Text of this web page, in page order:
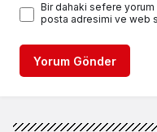
Bir dahaki sefere yorum
posta adresimi ve web
Yorum Gönder